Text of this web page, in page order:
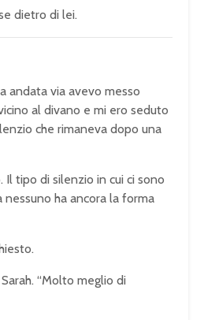
dietro di lei.
andata via avevo messo
al divano e mi ero seduto
che rimaneva dopo una
Il tipo di silenzio in cui ci sono
ha ancora la forma
“Molto meglio di